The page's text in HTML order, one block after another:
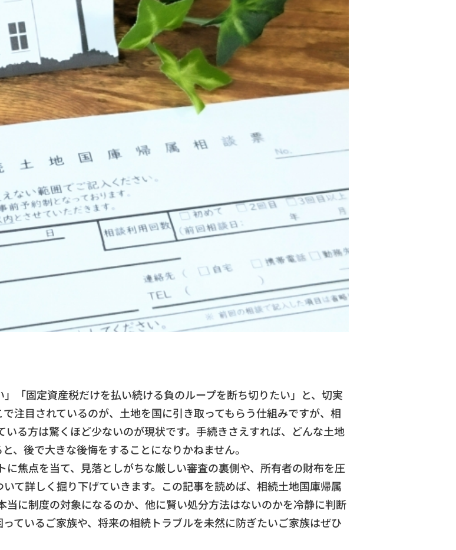
「固定資産税だけを払い続ける負のループを断ち切りたい」と、切実
注目されているのが、土地を国に引き取ってもらう仕組みですが、相
る方は驚くほど少ないのが現状です。手続きさえすれば、どんな土地
、後で大きな後悔をすることになりかねません。
焦点を当て、見落としがちな厳しい審査の裏側や、所有者の財布を圧
て詳しく掘り下げていきます。この記事を読めば、相続土地国庫帰属
に制度の対象になるのか、他に賢い処分方法はないのかを冷静に判断
ているご家族や、将来の相続トラブルを未然に防ぎたいご家族はぜひ